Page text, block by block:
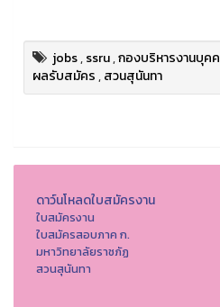
jobs,ssru,กองบริหารงานบุค
ผลรับสมัคร,สวนสุนันทา
ดาว์นโหลดใบสมัครงาน
ใบสมัครงาน
ใบสมัครสอบภาค ก.
มหาวิทยาลัยราชภัฏ
สวนสุนันทา